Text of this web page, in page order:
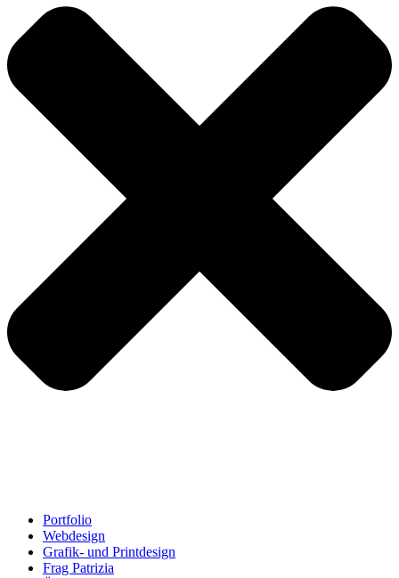
Portfolio
Webdesign
Grafik- und Printdesign
Frag Patrizia